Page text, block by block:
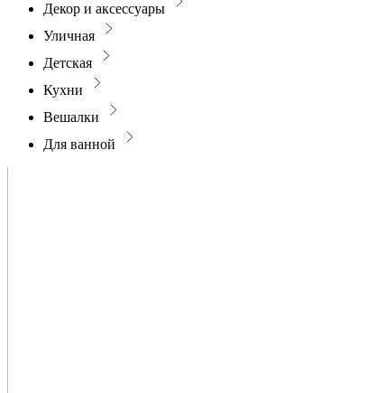
Декор и аксессуары
Уличная
Детская
Кухни
Вешалки
Для ванной